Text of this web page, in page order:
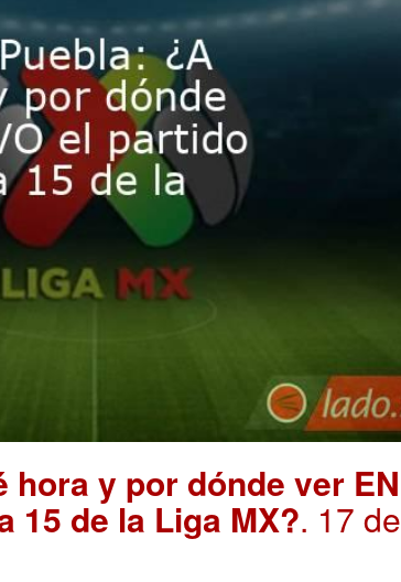
y por dónde ver EN
15 de la Liga MX?. 17 de